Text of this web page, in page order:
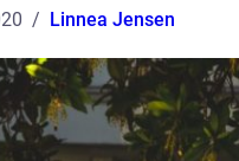
Linnea Jensen